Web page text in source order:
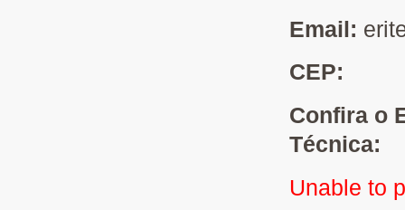
Email:
CEP:
Confira o
Técnica:
Unable to